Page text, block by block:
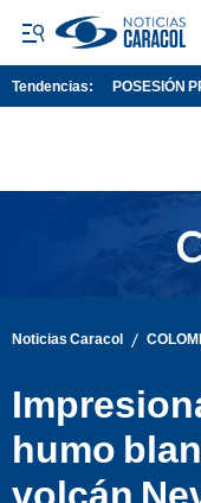
Tendencias: POSESIÓN
Noticias Caracol /
humo
volcán